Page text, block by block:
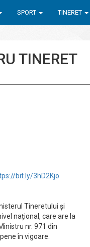
SPORT TINERET
TINERET
bit.ly/3hD2Kjo
Tineretului și
național, care are la
nr. 971 din
în vigoare.